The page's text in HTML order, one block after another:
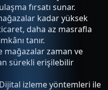
fırsatı sunar.
kadar yüksek
daha az masrafla
tanır.
mağazalar zaman ve
sürekli erişilebilir
Dijital izleme yöntemleri ile